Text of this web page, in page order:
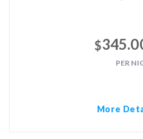
$
PER
More